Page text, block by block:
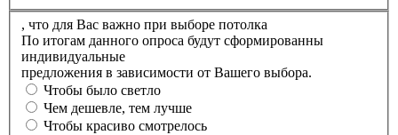
, что для Вас важно при выборе потолка
По итогам данного опроса будут сформированны
индивидуальные
предложения в зависимости от Вашего выбора.
Чтобы было светло
Чем дешевле, тем лучше
Чтобы красиво смотрелось